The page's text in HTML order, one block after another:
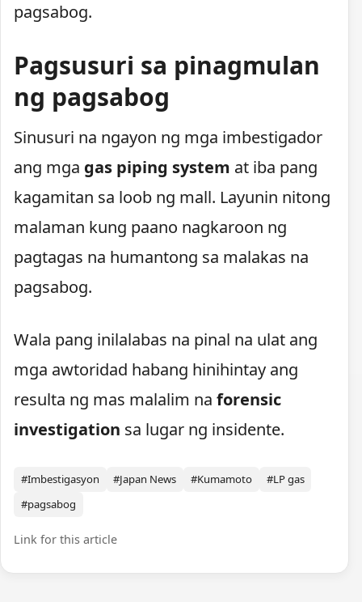
pagsabog.
Pagsusuri sa pinagmulan
ng pagsabog
Sinusuri na ngayon ng mga imbestigador
ang mga gas piping system at iba pang
kagamitan sa loob ng mall. Layunin nitong
malaman kung paano nagkaroon ng
pagtagas na humantong sa malakas na
pagsabog.
Wala pang inilalabas na pinal na ulat ang
mga awtoridad habang hinihintay ang
resulta ng mas malalim na forensic
investigation sa lugar ng insidente.
#Imbestigasyon #Japan News #Kumamoto
#LP gas
#pagsabog
Link for this article